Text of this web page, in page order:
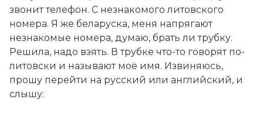
звонит телефон. С незнакомого литовского
номера. Я же беларуска, меня напрягают
незнакомые номера, думаю, брать ли трубку.
Решила, надо взять. В трубке что-то говорят по-
литовски и называют моё имя. Извиняюсь,
прошу перейти на русский или английский, и
слышу: